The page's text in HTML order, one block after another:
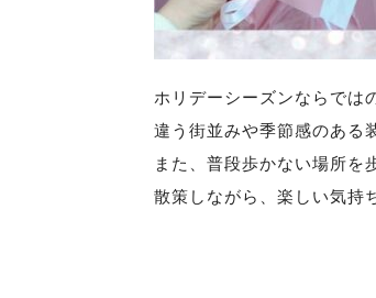
ホリデーシーズンならでは
違う街並みや季節感のある
また、普段歩かない場所を
散策しながら、楽しい気持